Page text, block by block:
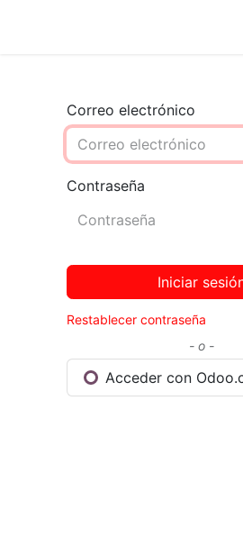
Correo electrónico
Contraseña
Iniciar
Restablecer contraseña
- o -
Acceder con